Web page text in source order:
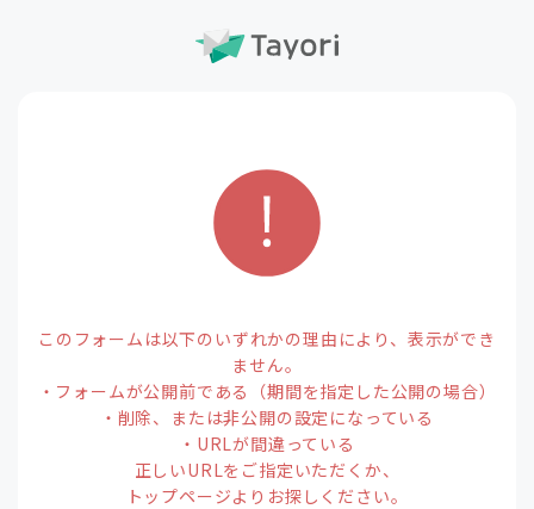
このフォームは以下のいずれかの理由により、表示ができ
ません。
・フォームが公開前である（期間を指定した公開の場合）
・削除、または非公開の設定になっている
・URLが間違っている
正しいURLをご指定いただくか、
トップページよりお探しください。